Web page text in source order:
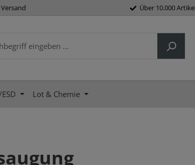
Über 10.000 Artikel
Lot & Chemie